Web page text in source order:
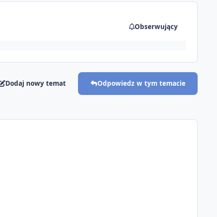
Obserwujący
Dodaj nowy temat Odpowiedz w tym temacie